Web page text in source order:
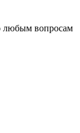
любым вопросам